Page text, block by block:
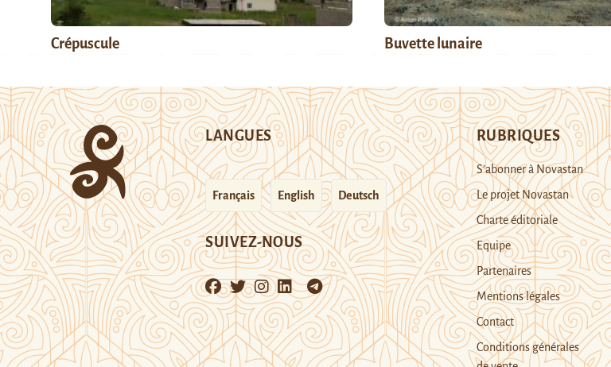
Crépuscule Buvette lunaire
LANGUES
Français English Deutsch
SUIVEZ-NOUS
RUBRIQUES
S’abonner à Novastan
Le projet Novastan
Charte éditoriale
Equipe
Partenaires
Mentions légales
Contact
Conditions générales